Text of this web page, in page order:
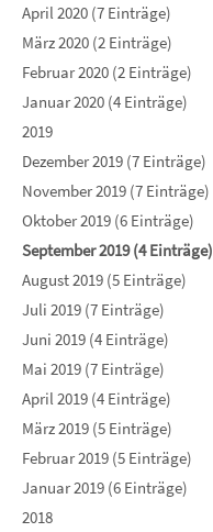
April 2020 (7 Einträge)
März 2020 (2 Einträge)
Februar 2020 (2 Einträge)
Januar 2020 (4 Einträge)
2019
Dezember 2019 (7 Einträge)
November 2019 (7 Einträge)
Oktober 2019 (6 Einträge)
September 2019 (4 Einträge)
August 2019 (5 Einträge)
Juli 2019 (7 Einträge)
Juni 2019 (4 Einträge)
Mai 2019 (7 Einträge)
April 2019 (4 Einträge)
März 2019 (5 Einträge)
Februar 2019 (5 Einträge)
Januar 2019 (6 Einträge)
2018